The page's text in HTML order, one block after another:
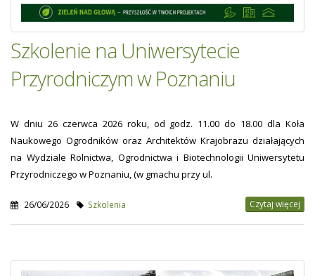
Szkolenie na Uniwersytecie
Przyrodniczym w Poznaniu
W dniu 26 czerwca 2026 roku, od godz. 11.00 do 18.00 dla Koła
Naukowego Ogrodników oraz Architektów Krajobrazu działających
na Wydziale Rolnictwa, Ogrodnictwa i Biotechnologii Uniwersytetu
Przyrodniczego w Poznaniu, (w gmachu przy ul.
26/06/2026 Szkolenia Czytaj więcej